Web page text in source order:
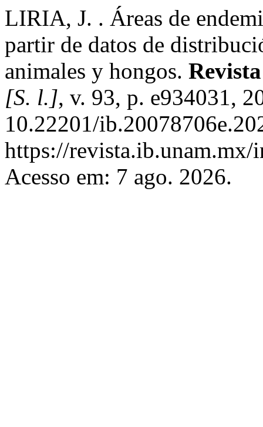
LIRIA, J. . Áreas de
partir de datos de
animales y hongos.
[S. l.], v. 93, p. e934031,
10.22201/
https://
Acesso em: 7 ago. 2026.